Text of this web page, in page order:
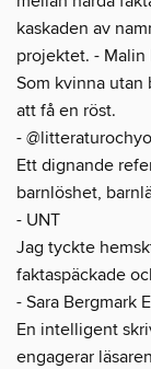
kaskaden av
projektet. - Malin
Som kvinna utan
att få en röst.
-
Ett dignande
barnlöshet,
- UNT
Jag tyckte
faktaspäckade
- Sara Bergmark
En intelligent
engagerar